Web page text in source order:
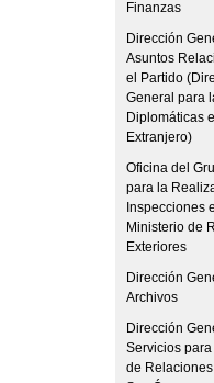
Finanzas
Dirección
Asuntos
el Partido
General para
Diplomáticas
Extranjero)
Oficina del
para la
Inspecciones
Ministerio de
Exteriores
Dirección
Archivos
Dirección
Servicios
de